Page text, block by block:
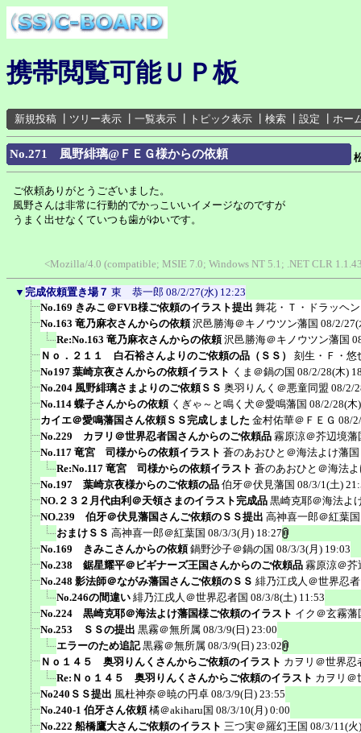
携帯閲覧可能ＵＰ板
新規投稿 ツリー表示 一覧表示 トピック表示 検索 設定 ホー
No.271 風野緋璃@ＦＥＧ様からの依頼
ご依頼ありがとうございました。
風野さんは非常に行動的でかっこいいイメージなのですが
うまく出せなくていつも歯がゆいです。
<Mozilla/4.0 (compatible; MSIE 7.0; Windows NT 5.1; .NET CLR
▼ 完成依頼置き場７ 東 恭一郎 08/2/27(水) 12:23
No.169 きみこ＠FVB様ご依頼のイラスト提出 舞花・Ｔ・ドラッヘ
No.163 竜乃麻衣さんからの依頼 沢邑勝海＠キノウツン藩国 08/2/27(
Re:No.163 竜乃麻衣さんからの依頼 沢邑勝海＠キノウツン藩国
Ｎｏ．２１１ 白石裕さんよりのご依頼の品（ＳＳ）
刻生・Ｆ・悠
No197 葉崎京夜さんからの依頼イラスト くま＠鍋の国 08/2/28(木)
No.204 風野緋璃さまよりのご依頼ＳＳ 奥羽りんく＠悪童同盟 08/2/
No.114 蝶子さんからの依頼 くぎゃ～と鳴く犬＠愛鳴藩国 08/2/28(木
カイエ＠愛鳴藩国さん依頼ＳＳ完成しました 金村佑華＠ＦＥＧ 08/
No.229 カヲリ＠世界忍者国さんからのご依頼品 霧原涼＠芥辺境藩
No.117 竜宮 司様からの依頼イラスト 蒼のあおひと＠海法よけ藩国
Re:No.117 竜宮 司様からの依頼イラスト 蒼のあおひと＠海法
No.197 葉崎京夜様からのご依頼の品 伯牙＠伏見藩国 08/3/1(土)
NO.２３２月代由利＠天領さまのイラスト完成品 黒崎克耶＠海法よ
NO.239 伯牙＠伏見藩国さんご依頼のＳＳ提出 高神喜一郎＠紅葉国
おまけＳＳ 高神喜一郎＠紅葉国 08/3/3(月) 18:27
No.169 きみこさんからの依頼 鍋野沙子＠鍋の国 08/3/3(月) 19:03
No.238 鋸星耀平＠ビギナーズ王国さんからのご依頼品 霧原涼＠芥
No.248 影法師＠ながみ藩国さんご依頼のＳＳ 緋乃江戌人＠世界忍
No.246の間違い 緋乃江戌人＠世界忍者国 08/3/8(土) 11:53
No.224 黒崎克耶＠海法よけ藩国様ご依頼のイラスト イク＠玄霧藩
No.253 ＳＳの提出 黒霧＠無所属 08/3/9(日) 23:00
エラーのため追記 黒霧＠無所属 08/3/9(日) 23:02
Ｎｏ１４５ 奥羽りんくさんからご依頼のイラスト カヲリ＠世界忍
Re:Ｎｏ１４５ 奥羽りんくさんからご依頼のイラスト カヲリ＠
No240ＳＳ提出 風杜神奈＠暁の円卓 08/3/9(日) 23:55
No.240-1 伯牙さん依頼 橘＠akiharu国 08/3/10(月) 0:00
No.222 船橋鷹大さんご依頼のイラスト 三つ実＠羅幻王国 08/3/11(火